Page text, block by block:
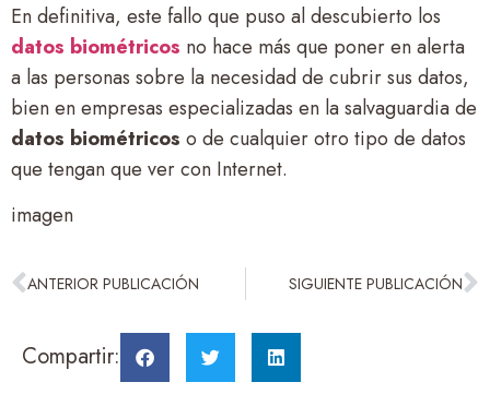
En definitiva, este fallo que puso al descubierto los
datos biométricos no hace más que poner en alerta
a las personas sobre la necesidad de cubrir sus datos,
bien en empresas especializadas en la salvaguardia de
datos biométricos o de cualquier otro tipo de datos
que tengan que ver con Internet.
imagen
ANTERIOR PUBLICACIÓN SIGUIENTE PUBLICACIÓN
Compartir: